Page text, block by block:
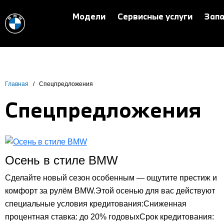
Модели Сервисные услуги
Главная / Спецпредложения
Спецпредложения
Осень в стиле BMW
Сделайте новый сезон особенным — ощутите престиж и
комфорт за рулём BMW.Этой осенью для вас действуют
специальные условия кредитования:Сниженная
процентная ставка: до 20% годовыхСрок кредитования: